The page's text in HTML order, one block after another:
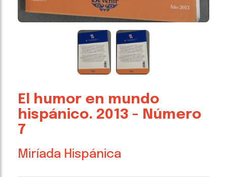
El humor en mundo
hispánico. 2013 - Número
7
Miríada Hispánica